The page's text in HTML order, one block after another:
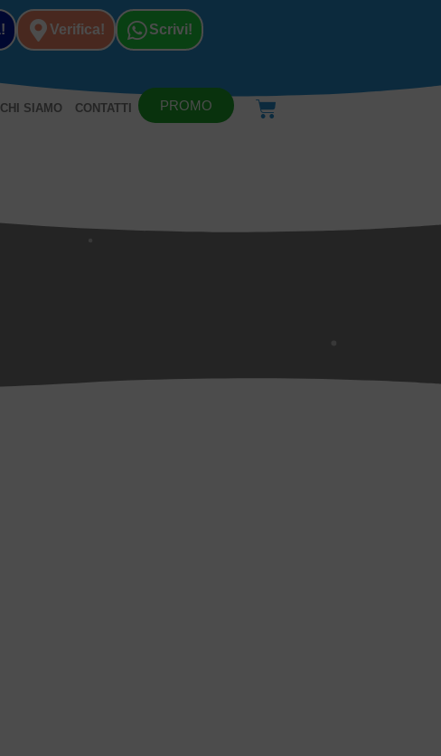
Verifica! Scrivi!
CHI SIAMO CONTATTI PROMO